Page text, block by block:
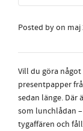
Posted byon maj
Vill du göra
presentpapper
sedan länge. Där
som lunchlådan
tygaffären och